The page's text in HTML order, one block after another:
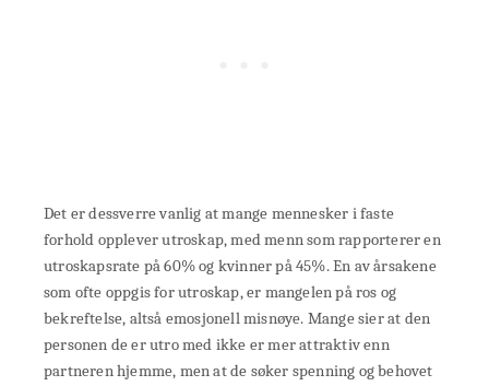
Det er dessverre vanlig at mange mennesker i faste
forhold opplever utroskap, med menn som rapporterer en
utroskapsrate på 60% og kvinner på 45%. En av årsakene
som ofte oppgis for utroskap, er mangelen på ros og
bekreftelse, altså emosjonell misnøye. Mange sier at den
personen de er utro med ikke er mer attraktiv enn
partneren hjemme, men at de søker spenning og behovet